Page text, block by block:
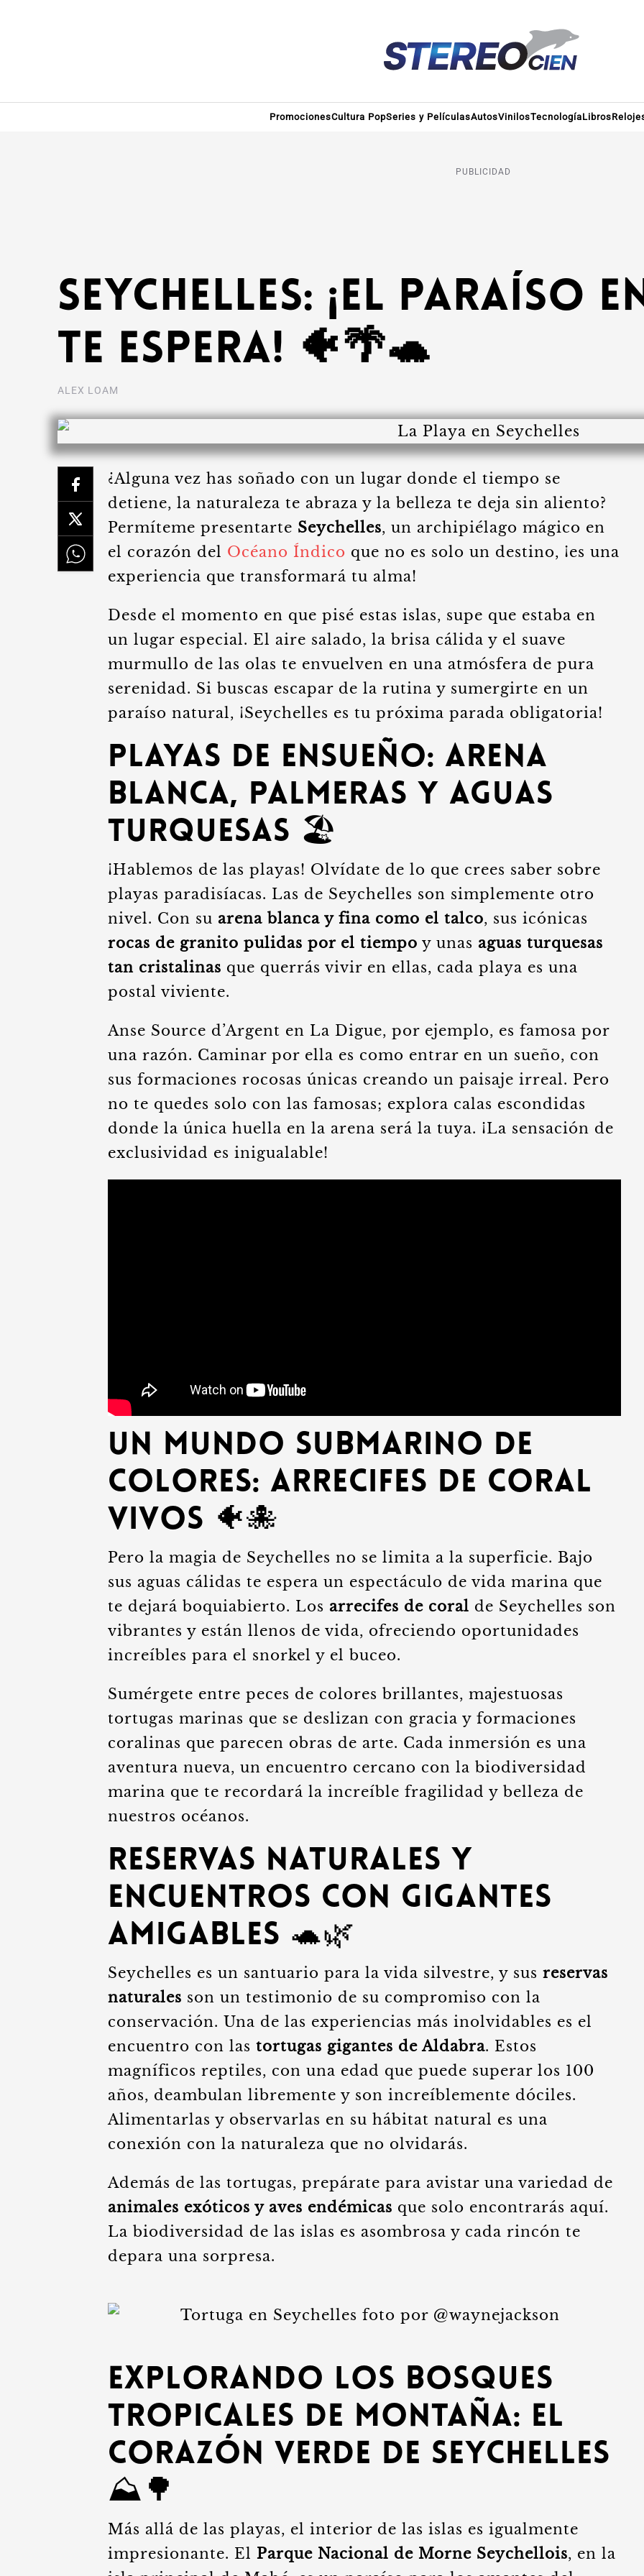
PromocionesCultura PopSeries y PelículasAutosVinilosTecnologíaLibros
PUBLICIDAD
Seychelles: ¡El Paraíso
te Espera! 🐠🌴🐢
ALEX LOAM
¿Alguna vez has soñado con un lugar donde el tiempo se
detiene, la naturaleza te abraza y la belleza te deja sin aliento?
Permíteme presentarte Seychelles, un archipiélago mágico en
el corazón del Océano Índico que no es solo un destino, ¡es una
experiencia que transformará tu alma!
Desde el momento en que pisé estas islas, supe que estaba en
un lugar especial. El aire salado, la brisa cálida y el suave
murmullo de las olas te envuelven en una atmósfera de pura
serenidad. Si buscas escapar de la rutina y sumergirte en un
paraíso natural, ¡Seychelles es tu próxima parada obligatoria!
Playas de Ensueño: Arena
Blanca, Palmeras y Aguas
Turquesas 🏖️
¡Hablemos de las playas! Olvídate de lo que crees saber sobre
playas paradisíacas. Las de Seychelles son simplemente otro
nivel. Con su arena blanca y fina como el talco, sus icónicas
rocas de granito pulidas por el tiempo y unas aguas turquesas
tan cristalinas que querrás vivir en ellas, cada playa es una
postal viviente.
Anse Source d’Argent en La Digue, por ejemplo, es famosa por
una razón. Caminar por ella es como entrar en un sueño, con
sus formaciones rocosas únicas creando un paisaje irreal. Pero
no te quedes solo con las famosas; explora calas escondidas
donde la única huella en la arena será la tuya. ¡La sensación de
exclusividad es inigualable!
Un Mundo Submarino de
Colores: Arrecifes de Coral
Vivos 🐠🐙
Pero la magia de Seychelles no se limita a la superficie. Bajo
sus aguas cálidas te espera un espectáculo de vida marina que
te dejará boquiabierto. Los arrecifes de coral de Seychelles son
vibrantes y están llenos de vida, ofreciendo oportunidades
increíbles para el snorkel y el buceo.
Sumérgete entre peces de colores brillantes, majestuosas
tortugas marinas que se deslizan con gracia y formaciones
coralinas que parecen obras de arte. Cada inmersión es una
aventura nueva, un encuentro cercano con la biodiversidad
marina que te recordará la increíble fragilidad y belleza de
nuestros océanos.
Reservas Naturales y
Encuentros con Gigantes
Amigables 🐢🌿
Seychelles es un santuario para la vida silvestre, y sus reservas
naturales son un testimonio de su compromiso con la
conservación. Una de las experiencias más inolvidables es el
encuentro con las tortugas gigantes de Aldabra. Estos
magníficos reptiles, con una edad que puede superar los 100
años, deambulan libremente y son increíblemente dóciles.
Alimentarlas y observarlas en su hábitat natural es una
conexión con la naturaleza que no olvidarás.
Además de las tortugas, prepárate para avistar una variedad de
animales exóticos y aves endémicas que solo encontrarás aquí.
La biodiversidad de las islas es asombrosa y cada rincón te
depara una sorpresa.
Explorando los Bosques
Tropicales de Montaña: El
Corazón Verde de Seychelles
⛰️🌳
Más allá de las playas, el interior de las islas es igualmente
impresionante. El Parque Nacional de Morne Seychellois, en la